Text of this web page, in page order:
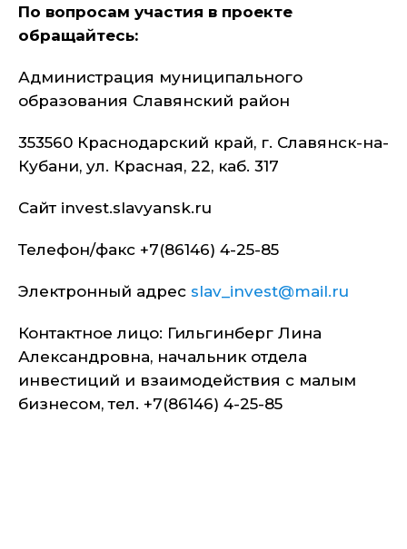
По вопросам участия в проекте
обращайтесь:
Администрация муниципального
образования Славянский район
353560 Краснодарский край, г. Славянск-на-
Кубани, ул. Красная, 22, каб. 317
Сайт invest.slavyansk.ru
Телефон/факс +7(86146) 4-25-85
Электронный адрес slav_invest@mail.ru
Контактное лицо: Гильгинберг Лина
Александровна, начальник отдела
инвестиций и взаимодействия с малым
бизнесом, тел. +7(86146) 4-25-85